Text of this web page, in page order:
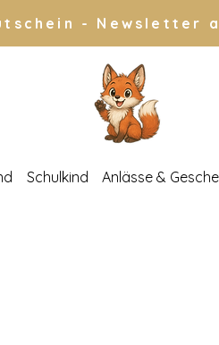
- Newsletter
Schulkind Anlässe &